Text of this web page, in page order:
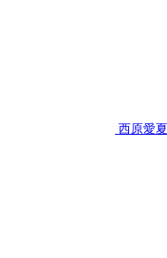
西原愛夏